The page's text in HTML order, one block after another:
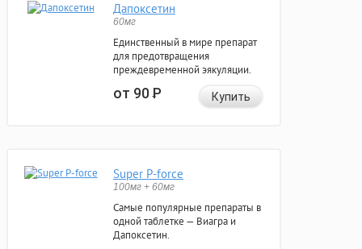
Дапоксетин
60мг
Единственный в мире препарат
для предотвращения
преждевременной эякуляции.
от 90Р Купить
Super P-force
100мг + 60мг
Самые популярные препараты в
одной таблетке — Виагра и
Дапоксетин.